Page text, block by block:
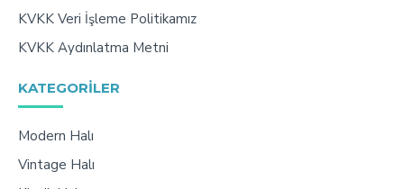
KVKK Veri İşleme Politikamız
KVKK Aydınlatma Metni
KATEGORILER
Modern Halı
Vintage Halı